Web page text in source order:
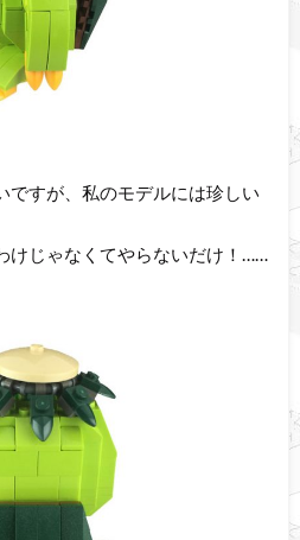
ですが、私のモデルには珍しい
けじゃなくてやらないだけ！……